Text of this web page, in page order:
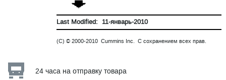
Last Modified: 11-январь-2010
(C) © 2000-2010 Cummins Inc. С сохранением всех прав.
24 часа на отправку товара